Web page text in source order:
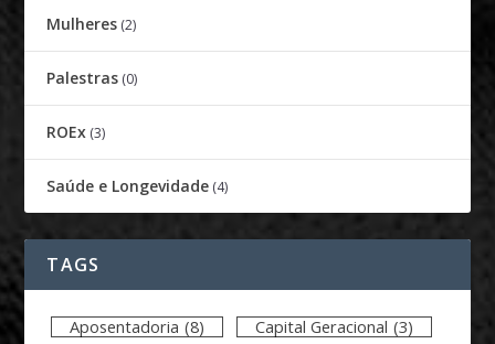
Mulheres (2)
Palestras (0)
ROEx (3)
Saúde e Longevidade (4)
TAGS
Aposentadoria (8) Capital Geracional (3)